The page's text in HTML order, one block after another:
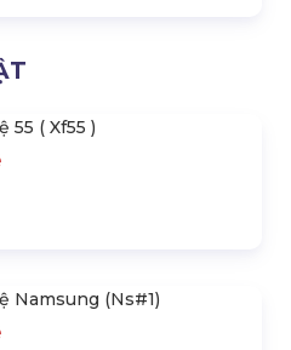
55 ( Xf55 )
Namsung (Ns#1)